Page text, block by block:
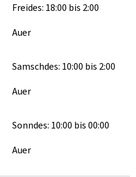
Freides: 18:00 bis 2:00
Auer
Samschdes: 10:00 bis 2:00
Auer
Sonndes: 10:00 bis 00:00
Auer